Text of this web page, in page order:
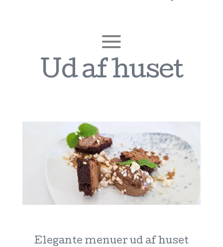
Ud af huset
Elegante menuer ud af huset